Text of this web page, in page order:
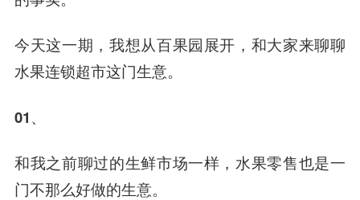
今天这一期，我想从百果园展开，和大家来聊聊
水果连锁超市这门生意。
01、
和我之前聊过的生鲜市场一样，水果零售也是一
门不那么好做的生意。